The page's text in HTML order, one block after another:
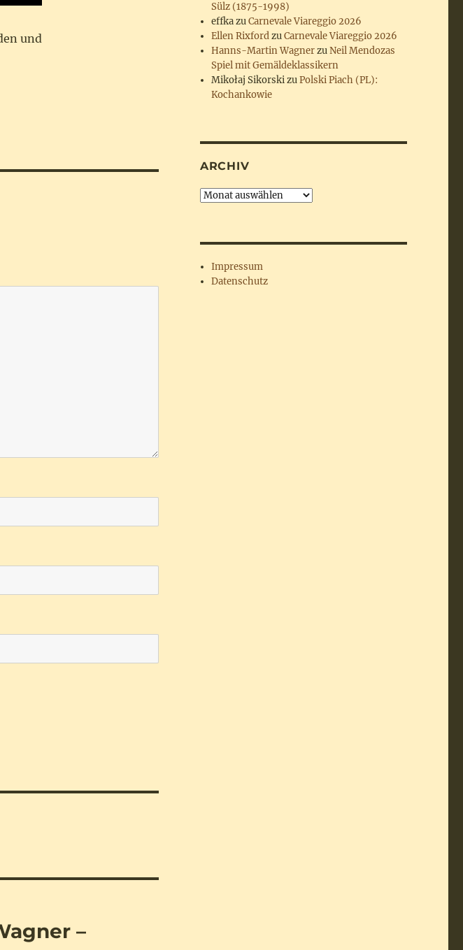
und
–
Sülz (1875-1998)
effkazuCarnevale Viareggio 2026
Ellen RixfordzuCarnevale Viareggio 2026
Hanns-Martin WagnerzuNeil Mendozas
Spiel mit Gemäldeklassikern
Mikołaj SikorskizuPolski Piach (PL):
Kochankowie
ARCHIV
Archiv
Impressum
Datenschutz